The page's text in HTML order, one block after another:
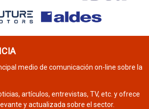
medio de comunicación on-line sobre la
artículos, entrevistas, TV, etc. y ofrece
y actualizada sobre el sector.